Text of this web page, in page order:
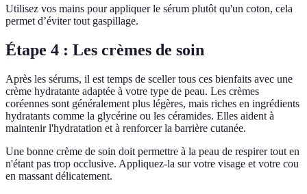
Utilisez vos mains pour appliquer le sérum plutôt qu'un coton, cela
permet d’éviter tout gaspillage.
Étape 4 : Les crèmes de soin
Après les sérums, il est temps de sceller tous ces bienfaits avec une
crème hydratante adaptée à votre type de peau. Les crèmes
coréennes sont généralement plus légères, mais riches en ingrédients
hydratants comme la glycérine ou les céramides. Elles aident à
maintenir l'hydratation et à renforcer la barrière cutanée.
Une bonne crème de soin doit permettre à la peau de respirer tout en
n'étant pas trop occlusive. Appliquez-la sur votre visage et votre cou
en massant délicatement.